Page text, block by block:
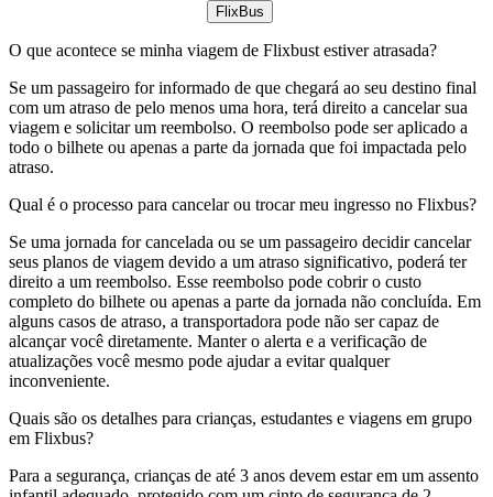
FlixBus
O que acontece se minha viagem de Flixbust estiver atrasada?
Se um passageiro for informado de que chegará ao seu destino final
com um atraso de pelo menos uma hora, terá direito a cancelar sua
viagem e solicitar um reembolso. O reembolso pode ser aplicado a
todo o bilhete ou apenas a parte da jornada que foi impactada pelo
atraso.
Qual é o processo para cancelar ou trocar meu ingresso no Flixbus?
Se uma jornada for cancelada ou se um passageiro decidir cancelar
seus planos de viagem devido a um atraso significativo, poderá ter
direito a um reembolso. Esse reembolso pode cobrir o custo
completo do bilhete ou apenas a parte da jornada não concluída. Em
alguns casos de atraso, a transportadora pode não ser capaz de
alcançar você diretamente. Manter o alerta e a verificação de
atualizações você mesmo pode ajudar a evitar qualquer
inconveniente.
Quais são os detalhes para crianças, estudantes e viagens em grupo
em Flixbus?
Para a segurança, crianças de até 3 anos devem estar em um assento